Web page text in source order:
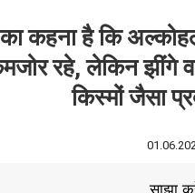
कहना है कि
रहे, लेकिन झींगे
किस्मों जैसा